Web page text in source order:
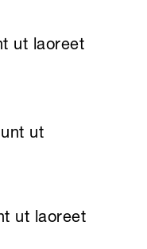
ut laoreet
ut
ut laoreet